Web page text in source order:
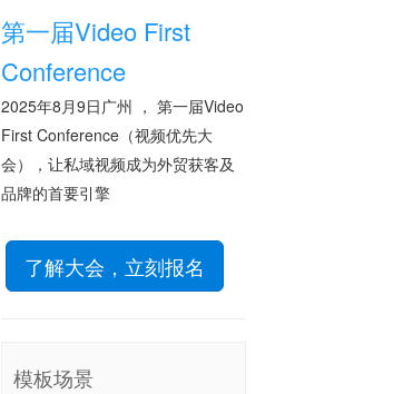
第一届Video First
Conference
2025年8月9日广州 ， 第一届Video
First Conference（视频优先大
会），让私域视频成为外贸获客及
品牌的首要引擎
了解大会，立刻报名
模板场景